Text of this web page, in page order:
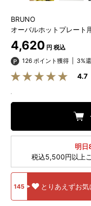
BRUNO
オーバルホットプレート
4,620 円 税込
126 ポイント獲得
3%
4.7
明日
税込5,500円以上
145 とりあえずお気